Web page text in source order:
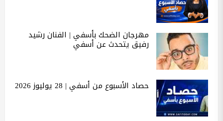
مهرجان الضحك بأسفي | الفنان رشيد
رفيق يتحدث عن أسفي
حصاد الأسبوع من أسفي | 28 يوليوز 2026